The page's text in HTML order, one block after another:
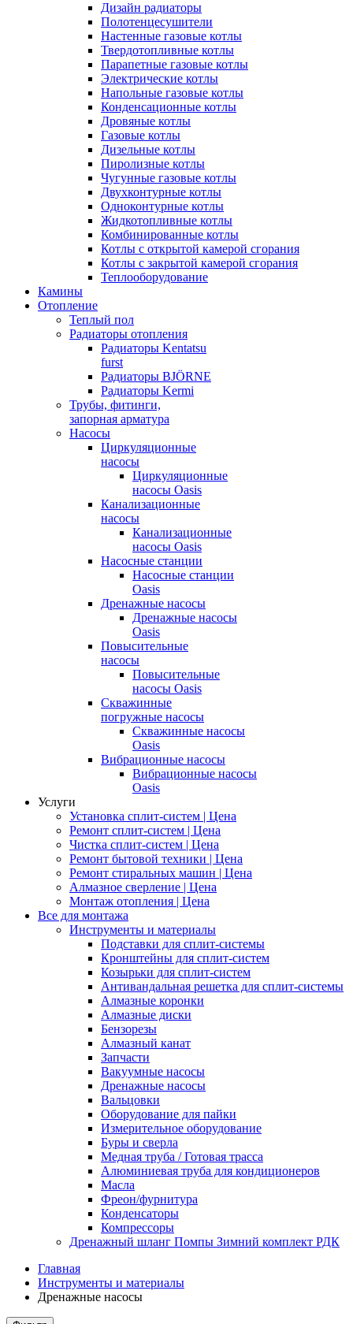
Дизайн радиаторы
Полотенцесушители
Настенные газовые котлы
Твердотопливные котлы
Парапетные газовые котлы
Электрические котлы
Напольные газовые котлы
Конденсационные котлы
Дровяные котлы
Газовые котлы
Дизельные котлы
Пиролизные котлы
Чугунные газовые котлы
Двухконтурные котлы
Одноконтурные котлы
Жидкотопливные котлы
Комбинированные котлы
Котлы с открытой камерой сгорания
Котлы с закрытой камерой сгорания
Теплооборудование
Камины
Отопление
Теплый пол
Радиаторы отопления
Радиаторы Kentatsu
furst
Радиаторы BJÖRNE
Радиаторы Kermi
Трубы, фитинги,
запорная арматура
Насосы
Циркуляционные
насосы
Циркуляционные
насосы Oasis
Канализационные
насосы
Канализационные
насосы Oasis
Насосные станции
Насосные станции
Oasis
Дренажные насосы
Дренажные насосы
Oasis
Повысительные
насосы
Повысительные
насосы Oasis
Скважинные
погружные насосы
Скважинные насосы
Oasis
Вибрационные насосы
Вибрационные насосы
Oasis
Услуги
Установка сплит-систем | Цена
Ремонт сплит-систем | Цена
Чистка сплит-систем | Цена
Ремонт бытовой техники | Цена
Ремонт стиральных машин | Цена
Алмазное сверление | Цена
Монтаж отопления | Цена
Все для монтажа
Инструменты и материалы
Подставки для сплит-системы
Кронштейны для сплит-систем
Козырьки для сплит-систем
Антивандальная решетка для сплит-системы
Алмазные коронки
Алмазные диски
Бензорезы
Алмазный канат
Запчасти
Вакуумные насосы
Дренажные насосы
Вальцовки
Оборудование для пайки
Измерительное оборудование
Буры и сверла
Медная труба / Готовая трасса
Алюминиевая труба для кондиционеров
Масла
Фреон/фурнитура
Конденсаторы
Компрессоры
Дренажный шланг Помпы Зимний комплект РДК
Главная
Инструменты и материалы
Дренажные насосы